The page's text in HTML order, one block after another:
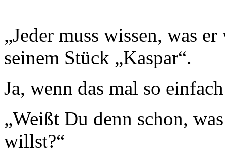
„Jeder muss wissen, was
seinem Stück „Kaspar“.
Ja, wenn das mal so
„Weißt Du denn schon,
willst?“